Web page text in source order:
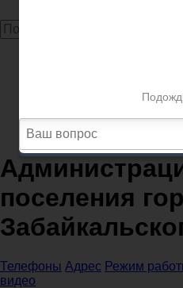
Администрации Балей
Администрация
Забайкальского края
поселения
Телефоны Адрес Режим
видео